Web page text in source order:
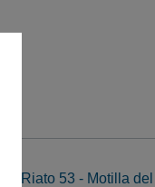
Riato 53 - Motilla